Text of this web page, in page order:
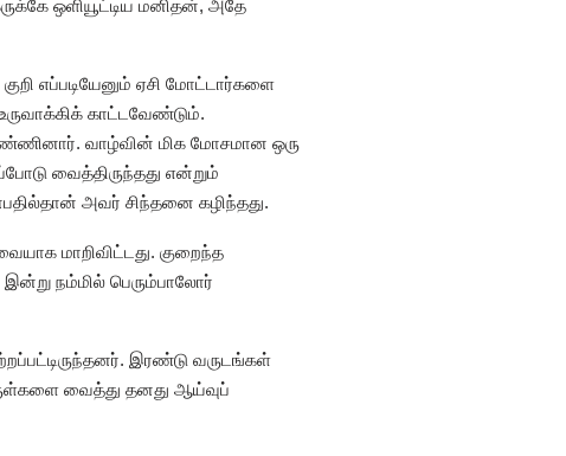
ஒளியூட்டிய மனிதன், அதே
எப்படியேனும் ஏசி மோட்டார்களை
காட்டவேண்டும்.
வாழ்வின் மிக மோசமான ஒரு
வைத்திருந்தது என்றும்
அவர் சிந்தனை கழிந்தது.
மாறிவிட்டது. குறைந்த
நம்மில் பெரும்பாலோர்
இரண்டு வருடங்கள்
வைத்து தனது ஆய்வுப்